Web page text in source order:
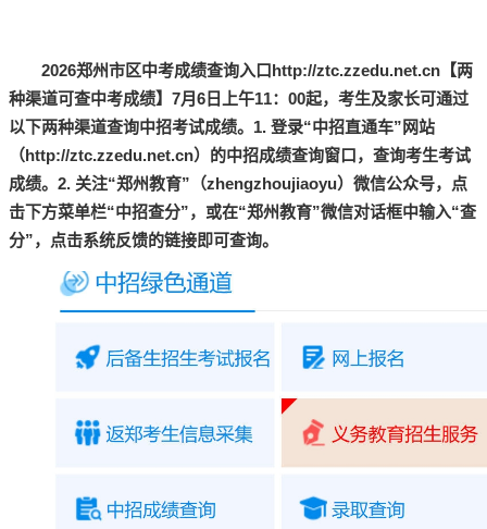
2026郑州市区中考成绩查询入口http://ztc.zzedu.net.cn【两
种渠道可查中考成绩】7月6日上午11：00起，考生及家长可通过
以下两种渠道查询中招考试成绩。1. 登录“中招直通车”网站
（http://ztc.zzedu.net.cn）的中招成绩查询窗口，查询考生考试
成绩。2. 关注“郑州教育”（zhengzhoujiaoyu）微信公众号，点
击下方菜单栏“中招查分”，或在“郑州教育”微信对话框中输入“查
分”，点击系统反馈的链接即可查询。